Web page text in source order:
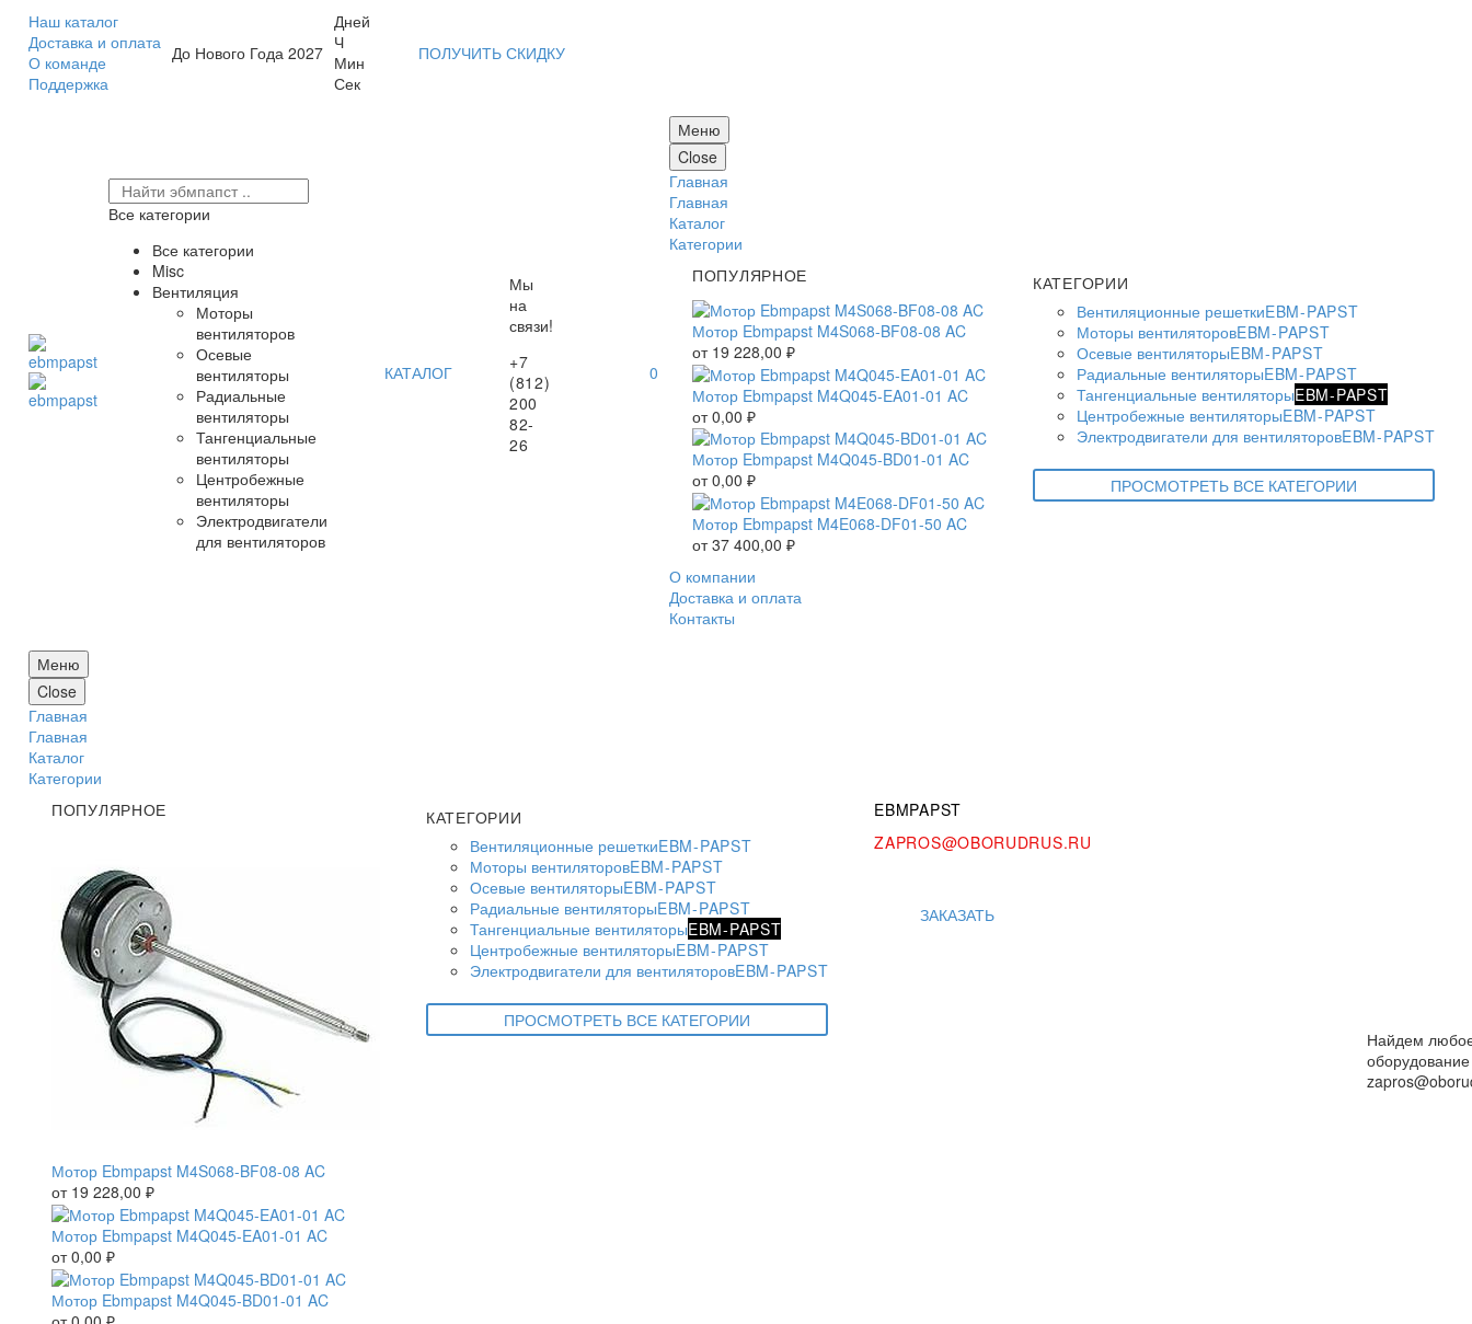
Наш каталог
Доставка и оплата
О команде
Поддержка
До Нового Года 2027
Дней
Ч
Мин
Сек
ПОЛУЧИТЬ СКИДКУ
Все категории
Все категории
Misc
Вентиляция
Моторы
вентиляторов
Осевые
вентиляторы
Радиальные
вентиляторы
Тангенциальные
вентиляторы
Центробежные
вентиляторы
Электродвигатели
для вентиляторов
КАТАЛОГ
Мы
на
связи!
+7
(812)
200
82-
26
0
Меню
Close
Главная
Главная
Каталог
Категории
ПОПУЛЯРНОЕ
Мотор Ebmpapst M4S068-BF08-08 AC
от 19 228,00 ₽
Мотор Ebmpapst M4Q045-EA01-01 AC
от0,00 ₽
Мотор Ebmpapst M4Q045-BD01-01 AC
от0,00 ₽
Мотор Ebmpapst M4E068-DF01-50 AC
от37 400,00 ₽
КАТЕГОРИИ
Вентиляционные решеткиEBM-PAPST
Моторы вентиляторовEBM-PAPST
Осевые вентиляторыEBM-PAPST
Радиальные вентиляторыEBM-PAPST
Тангенциальные вентиляторыEBM-PAPST
Центробежные вентиляторыEBM-PAPST
Электродвигатели для вентиляторовEBM-PAPST
ПРОСМОТРЕТЬ ВСЕ КАТЕГОРИИ
О компании
Доставка и оплата
Контакты
Меню
Close
Главная
Главная
Каталог
Категории
ПОПУЛЯРНОЕ
Мотор Ebmpapst M4S068-BF08-08 AC
от 19 228,00 ₽
Мотор Ebmpapst M4Q045-EA01-01 AC
от0,00 ₽
Мотор Ebmpapst M4Q045-BD01-01 AC
КАТЕГОРИИ
Вентиляционные решеткиEBM-PAPST
Моторы вентиляторовEBM-PAPST
Осевые вентиляторыEBM-PAPST
Радиальные вентиляторыEBM-PAPST
Тангенциальные вентиляторыEBM-PAPST
Центробежные вентиляторыEBM-PAPST
Электродвигатели для вентиляторовEBM-PAPST
ПРОСМОТРЕТЬ ВСЕ КАТЕГОРИИ
EBMPAPST
ZAPROS@OBORUDRUS.RU
ЗАКАЗАТЬ
Найдем
оборудование